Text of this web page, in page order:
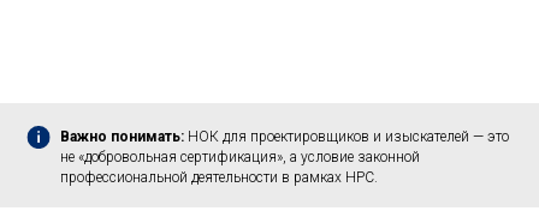
Важно понимать: НОК для проектировщиков и изыскателей — это
не «добровольная сертификация», а условие законной
профессиональной деятельности в рамках НРС.